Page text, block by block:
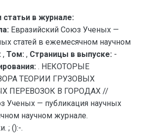
статьи в журнале:
Евразийский Союз Ученых —
статей в ежемесячном научном
, Том: , Страницы в выпуске: -
. НЕКОТОРЫЕ
ТЕОРИИ ГРУЗОВЫХ
ПЕРЕВОЗОК В ГОРОДАХ //
Ученых — публикация научных
научном журнале.
; ():-.